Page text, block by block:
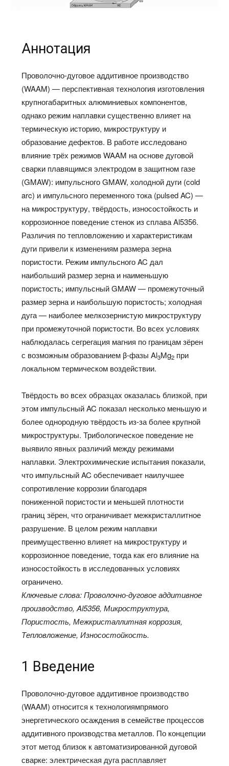
Аннотация
Проволочно-дуговое аддитивное производство
(WAAM) — перспективная технология изготовления
крупногабаритных алюминиевых компонентов,
однако режим наплавки существенно влияет на
термическую историю, микроструктуру и
образование дефектов. В работе исследовано
влияние трёх режимов WAAM на основе дуговой
сварки плавящимся электродом в защитном газе
(GMAW): импульсного GMAW, холодной дуги (cold
arc) и импульсного переменного тока (pulsed AC) —
на микроструктуру, твёрдость, износостойкость и
коррозионное поведение стенок из сплава Al5356.
Различия по тепловложению и характеристикам
дуги привели к изменениям размера зерна
пористости. Режим импульсного AC дал
наибольший размер зерна и наименьшую
пористость; импульсный GMAW — промежуточный
размер зерна и наибольшую пористость; холодная
дуга — наиболее мелкозернистую микроструктуру
при промежуточной пористости. Во всех условиях
наблюдалась сегрегация магния по границам зёрен
с возможным образованием β-фазы Al3Mg2 при
локальном термическом воздействии.
Твёрдость во всех образцах оказалась близкой, при
этом импульсный AC показал несколько меньшую и
более однородную твёрдость из-за более крупной
микроструктуры. Трибологическое поведение не
выявило явных различий между режимами
наплавки. Электрохимические испытания показали,
что импульсный AC обеспечивает наилучшее
сопротивление коррозии благодаря
пониженной пористости и меньшей плотности
границ зёрен, что ограничивает межкристаллитное
разрушение. В целом режим наплавки
преимущественно влияет на микроструктуру и
коррозионное поведение, тогда как его влияние на
износостойкость в исследованных условиях
ограничено.
Ключевые слова: Проволочно-дуговое аддитивное
производство, Al5356, Микроструктура,
Пористость, Межкристаллитная коррозия,
Тепловложение, Износостойкость.
1 Введение
Проволочно-дуговое аддитивное производство
(WAAM) относится к технологиямпрямого
энергетического осаждения в семействе процессов
аддитивного производства металлов. По концепции
этот метод близок к автоматизированной дуговой
сварке: электрическая дуга расплавляет